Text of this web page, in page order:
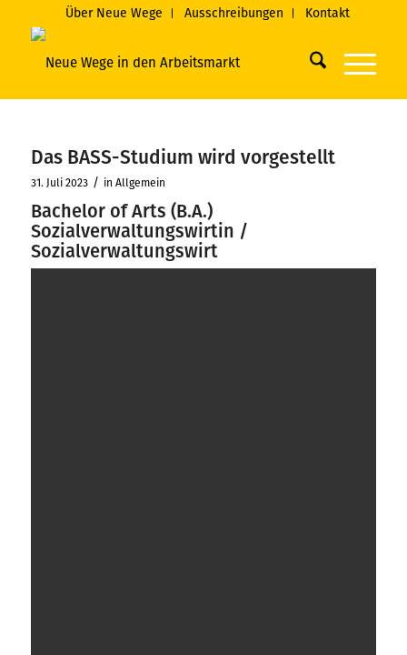
Über Neue Wege Ausschreibungen Kontakt
Das BASS-Studium wird vorgestellt
31. Juli 2023 / in Allgemein
Bachelor of Arts (B.A.)
Sozialverwaltungswirtin /
Sozialverwaltungswirt